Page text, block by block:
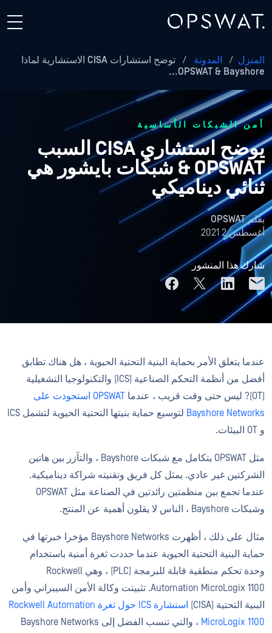
المنزل / المدونة /
توضح استشارات CISA الاستشارية لماذا
OPSWAT & Bayshore...
أمن الشبكات الأساسية
يوضح استشاري CISA السبب
OPSWAT & شبكات بايشور هي
ثنائي ديناميكي
بقلمOPSWAT
أغسطس 2 2021
شارك هذا المنشور
عندما يتعلق الأمر بحماية البنية التحتية الحيوية ، هل هناك تطابق
أفضل من أنظمة التحكم الصناعية (ICS) والتكنولوجيا التشغيلية
(OT)? ليس حتى وقت قريب ، عندما
OPSWAT استحوذت على
Bayshore Networks
لتوسيع حماية بنيتها التحتية الحيوية لتشمل ICS
و OT البيئات.
مثل OPSWAT يتكامل مع شبكات Bayshore ، والتآزر بين هاتين
الشركتين غير عادي. يمثل كل فريق وتقنيته شراكة ديناميكية.
عندما تجمع بين منظمتين رائدتين في الصناعة مثل OPSWAT
وشبكات Bayshore ، الناس لا يقلون أهمية عن المنتج.
مثال على ذلك ، أظهرت Bayshore Networks مؤخرا خبرتها في
حماية البنية التحتية الحيوية عندما حددت ثغرة أمنية باستخدام
وحدة تحكم منطقية قابلة للبرمجة (PLC) ، وهي Rockwell
Automation MicroLogix 1100. تثبيتت وكالة الأمن السيبراني وأمن
البنية التحتية (CISA)
استشارة ICS حول ثغرة Rockwell Automation
MicroLogix 1100
، والتي تنسب الفضل إلى Bayshore Networks